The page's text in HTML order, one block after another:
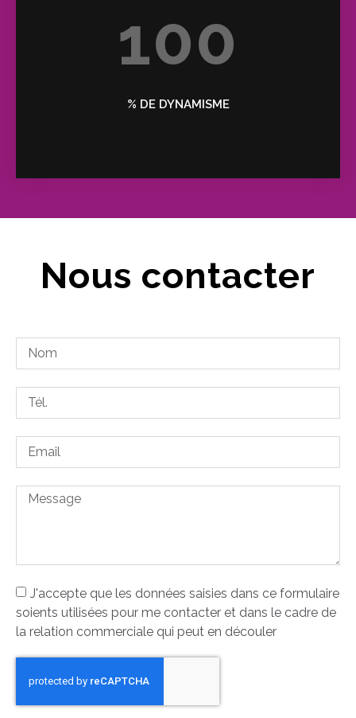
100
% DE DYNAMISME
Nous contacter
J'accepte que les données saisies dans ce formulaire
soients utilisées pour me contacter et dans le cadre de
la relation commerciale qui peut en découler